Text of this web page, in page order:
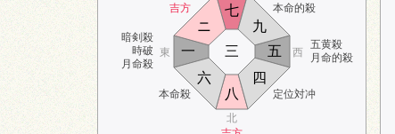
吉方 本命的殺
暗剣殺
時破
月命殺
五黄殺
月命的殺
本命殺 定位対冲
北
東 西
八
九
一
ニ
三
四
五
六
七